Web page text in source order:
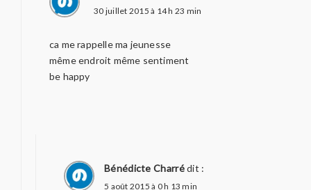
30 juillet 2015 à 14 h 23 min
ca me rappelle ma jeunesse
même endroit même sentiment
be happy
Bénédicte Charrédit :
5 août 2015 à 0 h 13 min